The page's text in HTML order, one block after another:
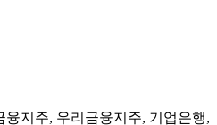
지주, 우리금융지주, 기업은행,